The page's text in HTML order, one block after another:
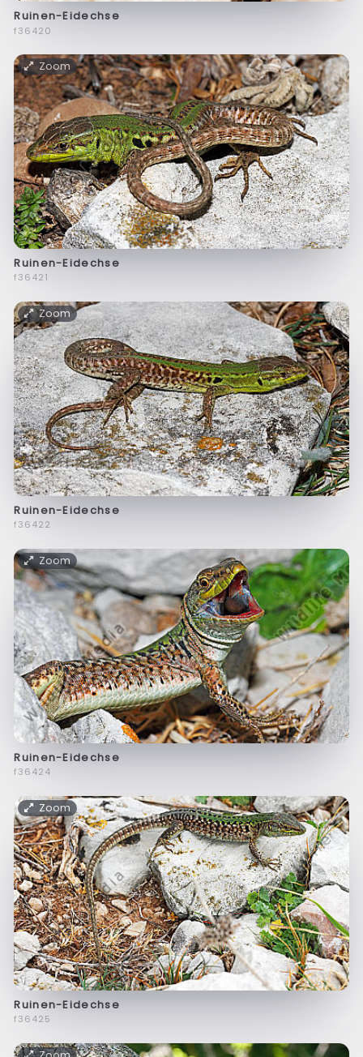
Ruinen-Eidechse
f36420
Zoom
Ruinen-Eidechse
f36421
Zoom
Ruinen-Eidechse
f36422
Zoom
Ruinen-Eidechse
f36424
Zoom
Ruinen-Eidechse
f36425